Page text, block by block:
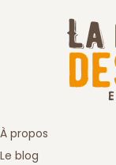
À propos
Le blog